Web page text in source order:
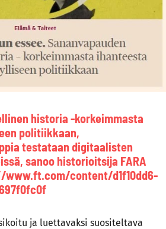
historia -korkeimmasta
politiikkaan,
testataan digitaalisten
sanoo historioitsija FARA
content/d1f10dd6-
ja luettavaksi suositeltava